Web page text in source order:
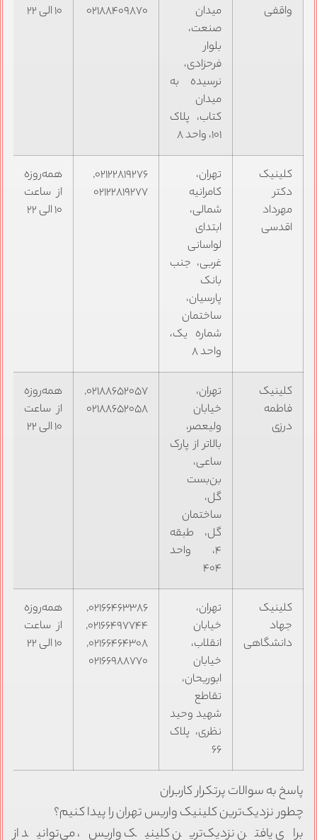
واقفی
میدان
صنعت،
بلوار
فرحزادی،
نرسیده به
میدان
کتاب، پلاک
۱۰۱، واحد ۸
۰۲۱۸۸۴۰۹۸۷۰
۱۰ الی ۲۲
کلینیک
دکتر
مهرداد
اقدسی
تهران،
کامرانیه
شمالی،
ابتدای
لواسانی
غربی، جنب
بانک
پارسیان،
ساختمان
شماره یک،
واحد ۸
۰۲۱۲۲۸۱۹۲۷۶,
۰۲۱۲۲۸۱۹۲۷۷
همه‌روزه
از ساعت
۱۰ الی ۲۲
کلینیک
فاطمه
درزی
تهران،
خیابان
ولیعصر،
بالاتر از پارک
ساعی،
بن‌بست
گل،
ساختمان
گل، طبقه
۴، واحد
۴۰۴
۰۲۱۸۸۶۵۲۰۵۷,
۰۲۱۸۸۶۵۲۰۵۸
همه‌روزه
از ساعت
۱۰ الی ۲۲
کلینیک
جهاد
دانشگاهی
تهران،
خیابان
انقلاب،
خیابان
ابوریحان،
تقاطع
شهید وحید
نظری، پلاک
۶۶
۰۲۱۶۶۴۶۳۳۸۶,
۰۲۱۶۶۴۹۷۷۴۴,
۰۲۱۶۶۴۶۴۳۰۸,
۰۲۱۶۶۹۸۸۷۷۰
همه‌روزه
از ساعت
۱۰ الی ۲۲
پاسخ به سوالات پرتکرار کاربران
چطور نزدیک‌ترین کلینیک واریس تهران را پیدا کنیم؟
برای یافتن نزدیک‌ترین کلینیک واریس، می‌توانید از